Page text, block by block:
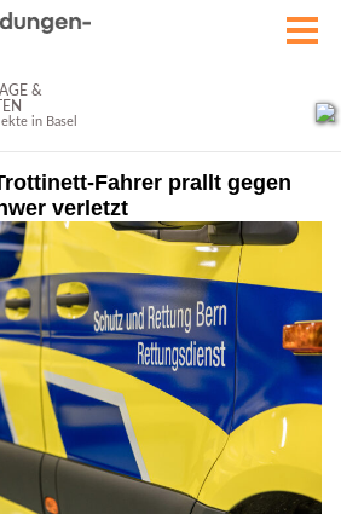
Fahrer prallt gegen
verletzt